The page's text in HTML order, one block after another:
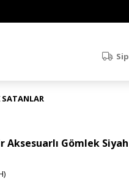
SATANLAR
Aksesuarlı Gömlek Siyah